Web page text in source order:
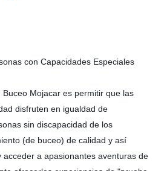
con Capacidades Especiales
Mojacar es permitir que las
disfruten en igualdad de
sin discapacidad de los
(de buceo) de calidad y así
acceder a apasionantes aventuras de